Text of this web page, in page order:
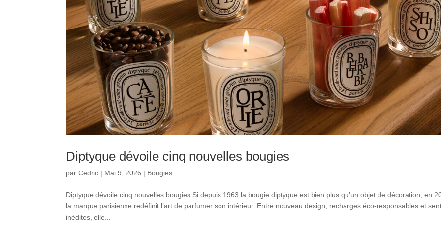
Diptyque dévoile cinq nouvelles bougies
parCédric | Mai 9, 2026 | Bougies
Diptyque dévoile cinq nouvelles bougies Si depuis 1963 la bougie diptyque est bien plus qu’un objet de décoration, en
la marque parisienne redéfinit l’art de parfumer son intérieur. Entre nouveau design, recharges éco-responsables et
inédites, elle...